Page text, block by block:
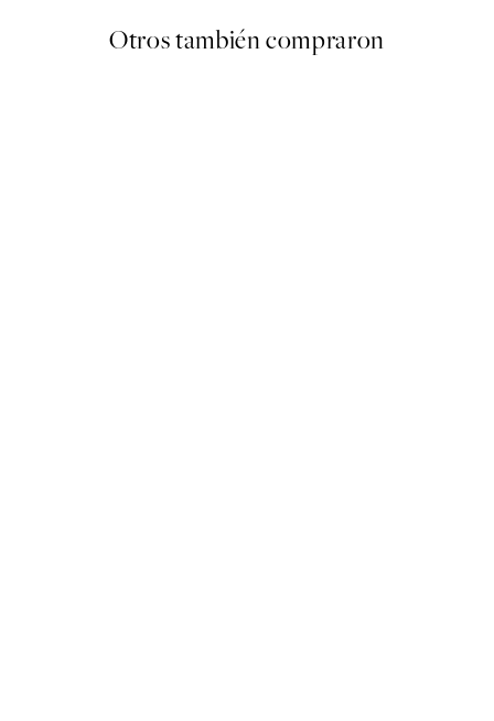
Otros también compraron